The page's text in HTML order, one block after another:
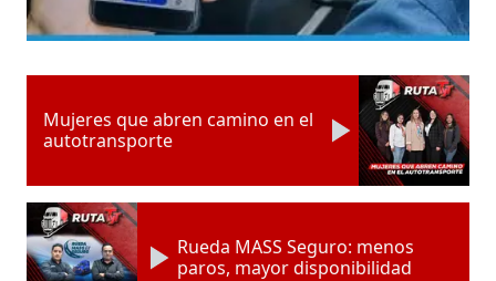
Mujeres que abren camino en el
autotransporte
Rueda MASS Seguro: menos
paros, mayor disponibilidad